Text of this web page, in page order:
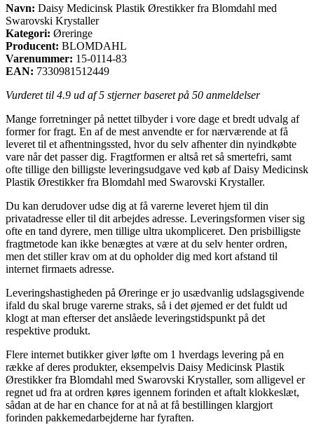
Navn: Daisy Medicinsk Plastik Ørestikker fra Blomdahl med
Swarovski Krystaller
Kategori: Øreringe
Producent: BLOMDAHL
Varenummer: 15-0114-83
EAN: 7330981512449
Vurderet til 4.9 ud af 5 stjerner baseret på 50 anmeldelser
Mange forretninger på nettet tilbyder i vore dage et bredt udvalg af
former for fragt. En af de mest anvendte er for nærværende at få
leveret til et afhentningssted, hvor du selv afhenter din nyindkøbte
vare når det passer dig. Fragtformen er altså ret så smertefri, samt
ofte tillige den billigste leveringsudgave ved køb af Daisy Medicinsk
Plastik Ørestikker fra Blomdahl med Swarovski Krystaller.
Du kan derudover udse dig at få varerne leveret hjem til din
privatadresse eller til dit arbejdes adresse. Leveringsformen viser sig
ofte en tand dyrere, men tillige ultra ukompliceret. Den prisbilligste
fragtmetode kan ikke benægtes at være at du selv henter ordren,
men det stiller krav om at du opholder dig med kort afstand til
internet firmaets adresse.
Leveringshastigheden på Øreringe er jo usædvanlig udslagsgivende
ifald du skal bruge varerne straks, så i det øjemed er det fuldt ud
klogt at man efterser det anslåede leveringstidspunkt på det
respektive produkt.
Flere internet butikker giver løfte om 1 hverdags levering på en
række af deres produkter, eksempelvis Daisy Medicinsk Plastik
Ørestikker fra Blomdahl med Swarovski Krystaller, som alligevel er
regnet ud fra at ordren køres igennem forinden et aftalt klokkeslæt,
sådan at de har en chance for at nå at få bestillingen klargjort
forinden pakkemedarbejderne har fyraften.